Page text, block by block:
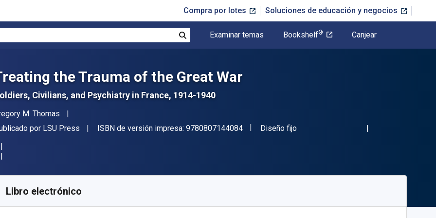
Compra por lotes Soluciones de educación y negocios
Examinar temas Bookshelf® Canjear
the Trauma of the Great War
Civilians, and Psychiatry in France, 1914-1940
M. Thomas
por LSU Press ISBN de versión impresa: 9780807144084"ISBN-13 9780807144084"
Formato
Diseño fijo
Libro electrónico